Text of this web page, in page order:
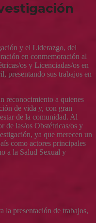
y el Liderazgo, del
en conmemoración al
os y Licenciadas/os en
presentando sus trabajos en
reconocimiento a quienes
de vida y, con gran
de la comunidad. Al
de las/os Obstétricas/os y
ya que merecen un
como actores principales
a la Salud Sexual y
la presentación de trabajos,